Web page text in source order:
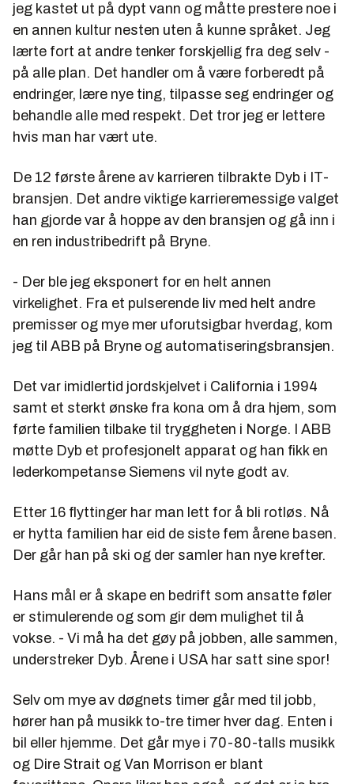
jeg kastet ut på dypt vann og måtte prestere noe i
en annen kultur nesten uten å kunne språket. Jeg
lærte fort at andre tenker forskjellig fra deg selv -
på alle plan. Det handler om å være forberedt på
endringer, lære nye ting, tilpasse seg endringer og
behandle alle med respekt. Det tror jeg er lettere
hvis man har vært ute.
De 12 første årene av karrieren tilbrakte Dyb i IT-
bransjen. Det andre viktige karrieremessige valget
han gjorde var å hoppe av den bransjen og gå inn i
en ren industribedrift på Bryne.
- Der ble jeg eksponert for en helt annen
virkelighet. Fra et pulserende liv med helt andre
premisser og mye mer uforutsigbar hverdag, kom
jeg til ABB på Bryne og automatiseringsbransjen.
Det var imidlertid jordskjelvet i California i 1994
samt et sterkt ønske fra kona om å dra hjem, som
førte familien tilbake til tryggheten i Norge. I ABB
møtte Dyb et profesjonelt apparat og han fikk en
lederkompetanse Siemens vil nyte godt av.
Etter 16 flyttinger har man lett for å bli rotløs. Nå
er hytta familien har eid de siste fem årene basen.
Der går han på ski og der samler han nye krefter.
Hans mål er å skape en bedrift som ansatte føler
er stimulerende og som gir dem mulighet til å
vokse. - Vi må ha det gøy på jobben, alle sammen,
understreker Dyb. Årene i USA har satt sine spor!
Selv om mye av døgnets timer går med til jobb,
hører han på musikk to-tre timer hver dag. Enten i
bil eller hjemme. Det går mye i 70-80-talls musikk
og Dire Strait og Van Morrison er blant